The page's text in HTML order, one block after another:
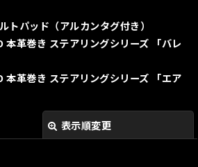
トパッド（アルカンタグ付き）
革巻き ステアリングシリーズ 「バレ
革巻き ステアリングシリーズ 「エア
表示順変更